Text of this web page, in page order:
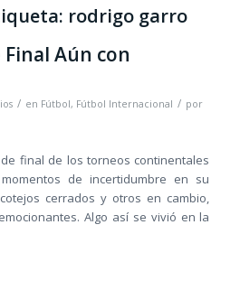
rodrigo garro
Aún con
/ en Fútbol, Fútbol Internacional / por
final de los torneos continentales
de incertidumbre en su
cerrados y otros en cambio,
Algo así se vivió en la